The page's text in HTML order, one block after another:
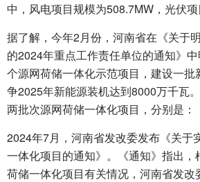
中，风电项目规模为508.7MW，光伏项
据了解，今年2月份，河南省在《关于
的2024年重点工作责任单位的通知》
个源网荷储一体化示范项目，建设一批
争2025年新能源装机达到8000万千瓦
两批次源网荷储一体化项目，分别是：
2024年7月，河南省发改委发布《关于
一体化项目的通知》。《通知》指出，
荷储一体化项目有关情况，河南省发